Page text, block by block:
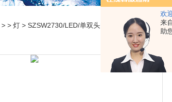
欢
来
助
> > 灯 > SZSW2730/LED/单双头太阳能警示灯高压过线